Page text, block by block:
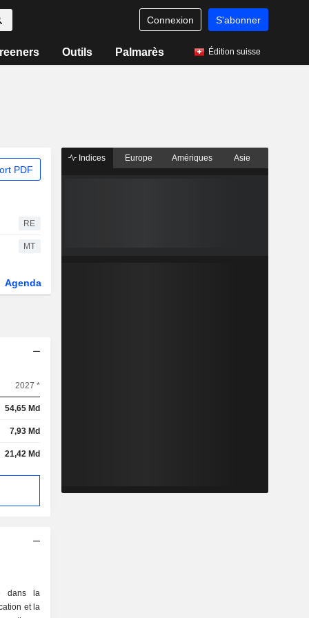
Connexion S'abonner
Outils Palmarès Édition suisse
PDF
RE
MT
Agenda
2027 *
54,65 Md
7,93 Md
21,42 Md
dans la
et la
Indices Europe Amériques Asie